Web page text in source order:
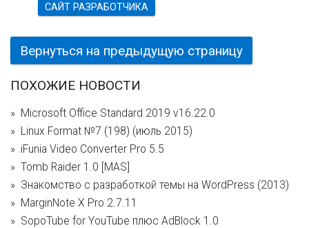
САЙТ РАЗРАБОТЧИКА
Вернуться на предыдущую страницу
ПОХОЖИЕ НОВОСТИ
Microsoft Office Standard 2019 v16.22.0
Linux Format №7 (198) (июль 2015)
iFunia Video Converter Pro 5.5
Tomb Raider 1.0 [МАS]
Знакомство с разработкой темы на WordPress (2013)
MarginNote X Pro 2.7.11
SopoTube for YouTube плюс AdBlock 1.0